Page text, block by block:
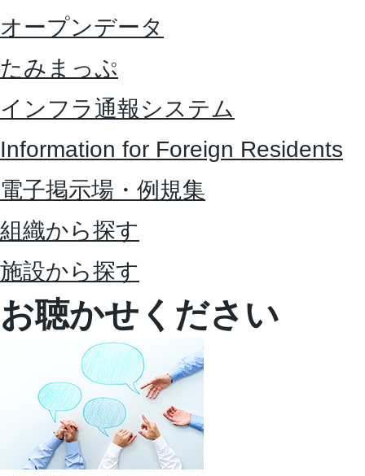
オープンデータ
たみまっぷ
インフラ通報システム
Information for Foreign Residents
電子掲示場・例規集
組織から探す
施設から探す
お聴かせください